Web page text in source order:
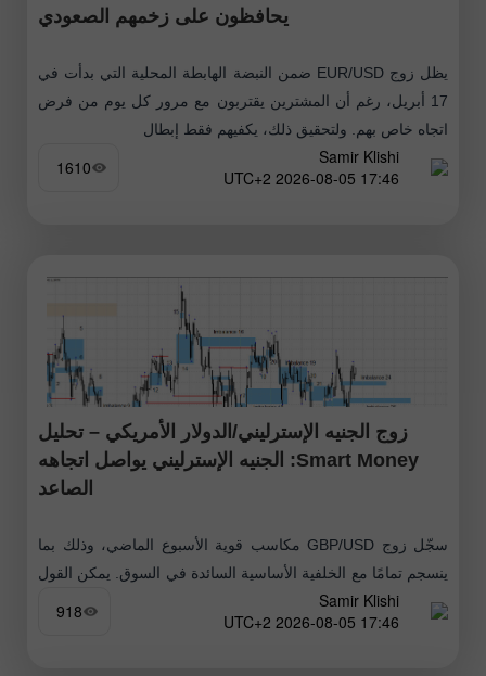
يحافظون على زخمهم الصعودي
يظل زوج EUR/USD ضمن النبضة الهابطة المحلية التي بدأت في
17 أبريل، رغم أن المشترين يقتربون مع مرور كل يوم من فرض
اتجاه خاص بهم. ولتحقيق ذلك، يكفيهم فقط إبطال
Samir Klishi
17:46 2026-08-05 UTC+2
1610
زوج الجنيه الإسترليني/الدولار الأمريكي – تحليل
Smart Money: الجنيه الإسترليني يواصل اتجاهه
الصاعد
سجّل زوج GBP/USD مكاسب قوية الأسبوع الماضي، وذلك بما
ينسجم تمامًا مع الخلفية الأساسية السائدة في السوق. يمكن القول
إن الثيران أطلقوا موجة صعود جديدة في نهاية يونيو، تلتها حركة
Samir Klishi
17:46 2026-08-05 UTC+2
918